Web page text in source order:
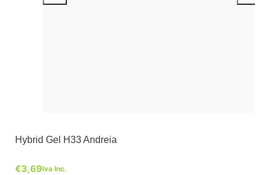
Hybrid Gel H33 Andreia
€3,69Iva Inc.